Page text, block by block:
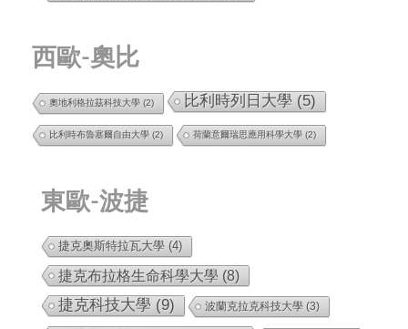
西歐-奧比
奧地利格拉茲科技大學 (2) 比利時列日大學 (5)
比利時布魯塞爾自由大學 (2) 荷蘭意爾瑞思應用科學大學 (2)
東歐-波捷
捷克奧斯特拉瓦大學 (4)
捷克布拉格生命科學大學 (8)
捷克科技大學 (9) 波蘭克拉克科技大學 (3)